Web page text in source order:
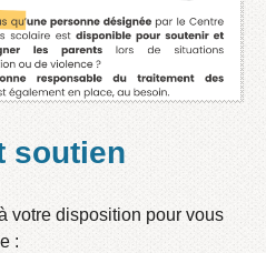
soutien
votre disposition pour vous
: